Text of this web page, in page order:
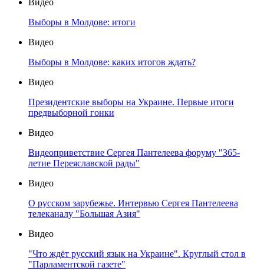
Видео
Выборы в Молдове: итоги
Видео
Выборы в Молдове: каких итогов ждать?
Видео
Президентские выборы на Украине. Первые итоги
предвыборной гонки
Видео
Видеоприветствие Сергея Пантелеева форуму "365-
летие Переяславской рады"
Видео
О русском зарубежье. Интервью Сергея Пантелеева
телеканалу "Большая Азия"
Видео
"Что ждёт русский язык на Украине". Круглый стол в
"Парламентской газете"